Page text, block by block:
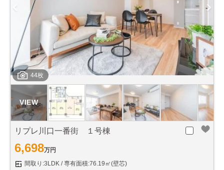
44枚
リプレ川口一番街 １号棟
6,698万円
間取り:3LDK
専有面積:76.19㎡(壁芯)